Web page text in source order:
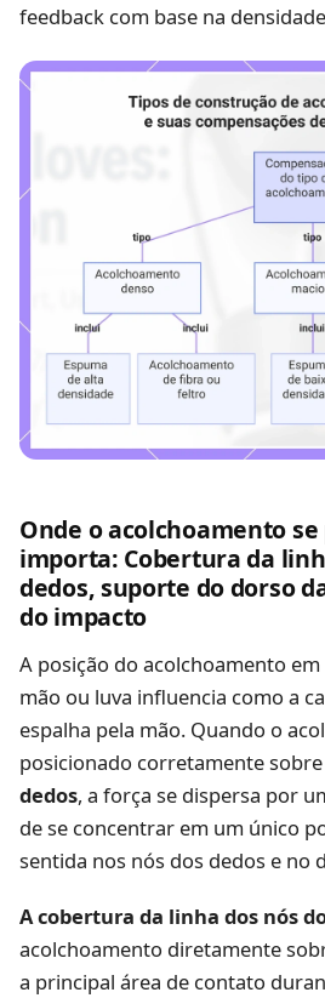
feedback com base na
Onde o acolchoamento
importa: Cobertura da
dedos, suporte do dorso
do impacto
A posição do acolchoamento
mão ou luva influencia como a
espalha pela mão. Quando o
posicionado corretamente sobre
dedos, a força se dispersa por
de se concentrar em um único
sentida nos nós dos dedos e no
A cobertura da linha dos nós
acolchoamento diretamente
a principal área de contato